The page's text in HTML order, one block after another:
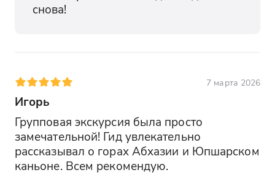
снова!
7 марта 2026
Игорь
Групповая экскурсия была просто
замечательной! Гид увлекательно
рассказывал о горах Абхазии и Юпшарском
каньоне. Всем рекомендую.